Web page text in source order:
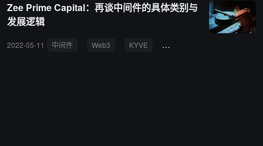
Zee Prime Capital：再谈中间件的具体类别与
发展逻辑
2022-05-11 中间件 Web3 KYVE Ceramic